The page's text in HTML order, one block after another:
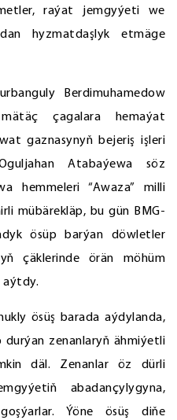
raýat jemgyýeti we
hyzmatdaşlyk etmäge
Berdimuhamedow
çagalara hemaýat
gaznasynyň bejeriş işleri
Atabaýewa söz
hemmeleri “Awaza” milli
mübärekläp, bu gün BMG-
ösüp barýan döwletler
çäklerinde örän möhüm
aýtdy.
ösüş barada aýdylanda,
zenanlaryň ähmiýetli
däl. Zenanlar öz dürli
abadançylygyna,
Ýöne ösüş diňe